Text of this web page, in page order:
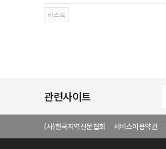
관련사이트
(사)한국지역신문협회 서비스이용약관